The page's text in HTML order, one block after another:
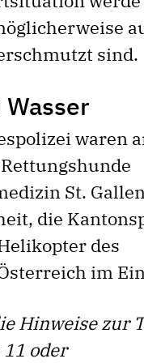
sind.
waren
St.
die
des
im
Hinweise zur
oder